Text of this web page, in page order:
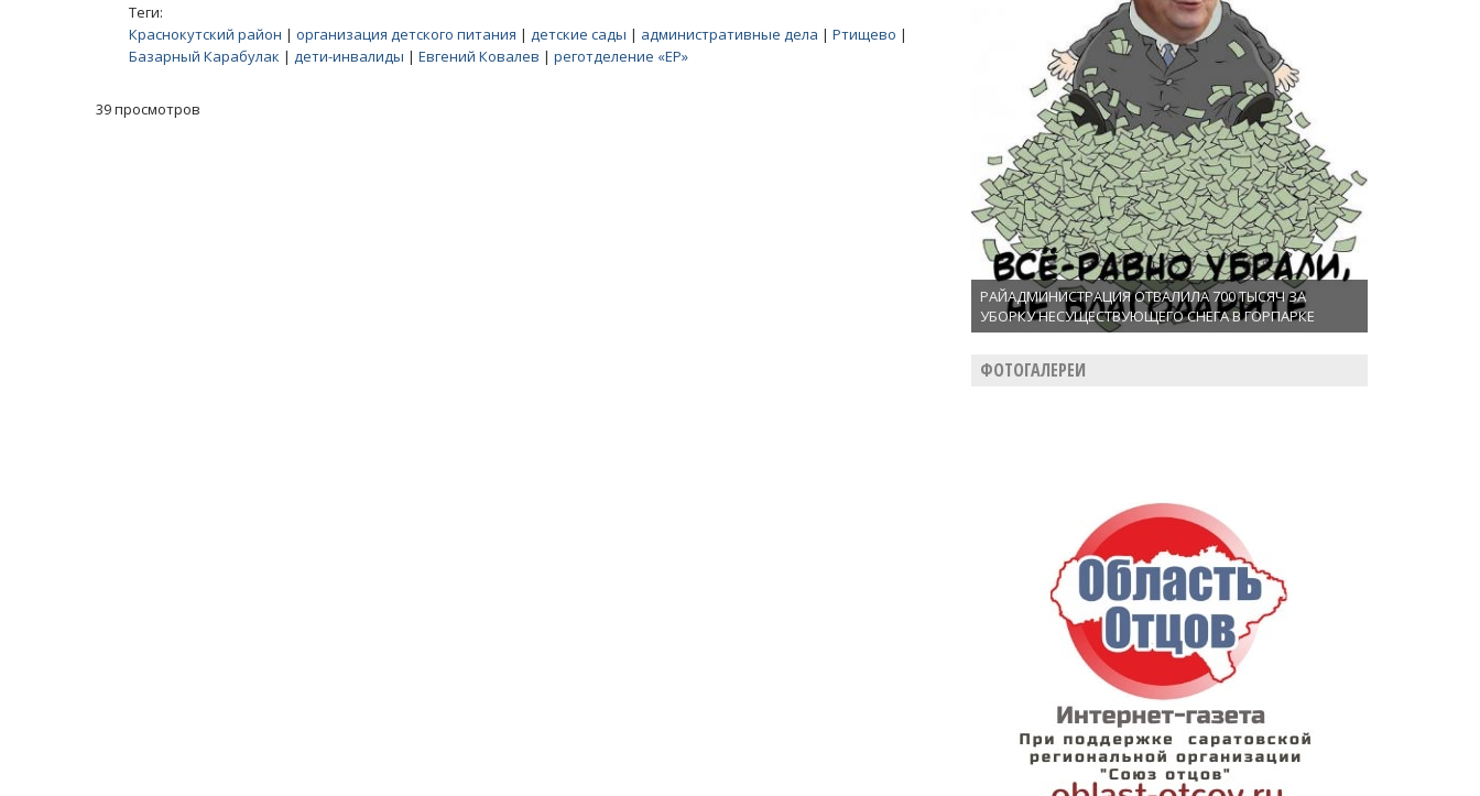
Теги:
Краснокутский район | организация детского питания | детские сады | административные дела | Ртищево |
Базарный Карабулак | дети-инвалиды | Евгений Ковалев | реготделение «ЕР»
39 просмотров
РАЙАДМИНИСТРАЦИЯ ОТВАЛИЛА 700 ТЫСЯЧ ЗА
УБОРКУ НЕСУЩЕСТВУЮЩЕГО СНЕГА В ГОРПАРКЕ
ФОТОГАЛЕРЕИ